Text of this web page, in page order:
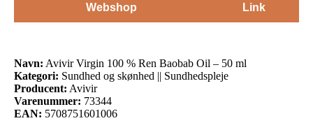
Webshop Link
Navn: Avivir Virgin 100 % Ren Baobab Oil – 50 ml
Kategori: Sundhed og skønhed || Sundhedspleje
Producent: Avivir
Varenummer: 73344
EAN: 5708751601006